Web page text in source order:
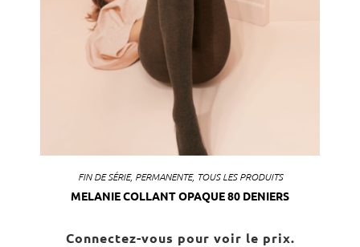
FIN DE SÉRIE, PERMANENTE, TOUS LES PRODUITS
MELANIE COLLANT OPAQUE 80 DENIERS
Connectez-vous pour voir le prix.